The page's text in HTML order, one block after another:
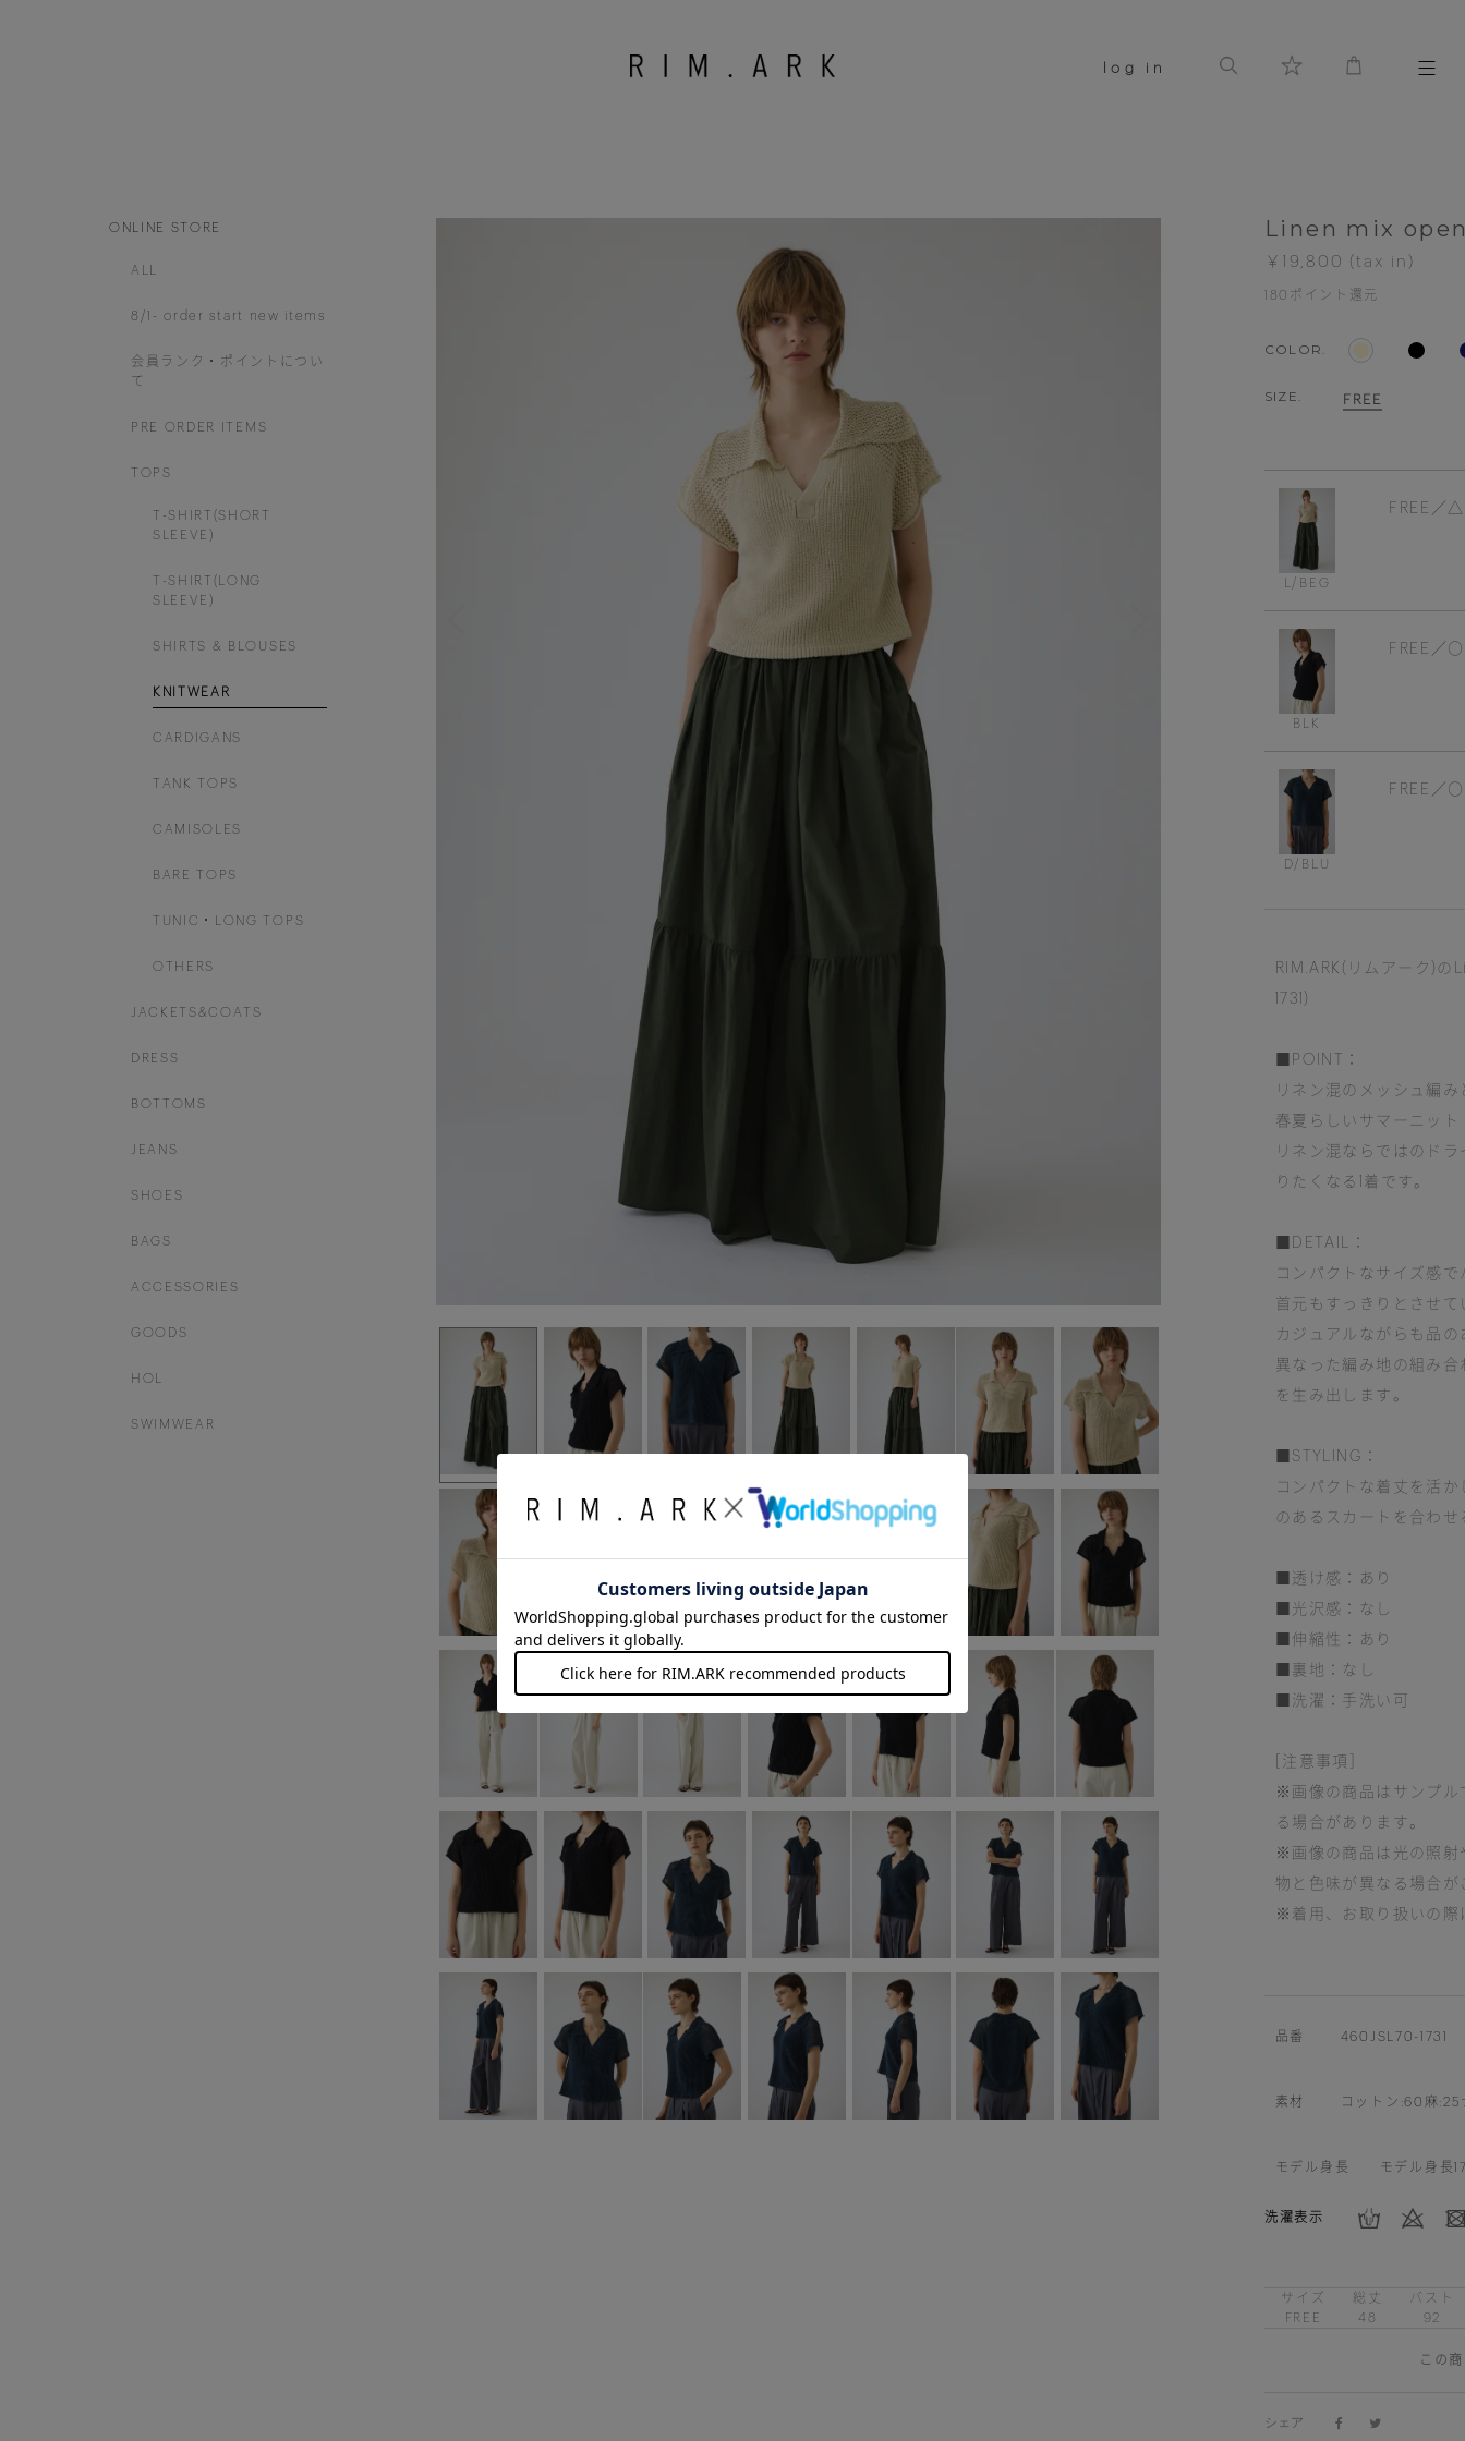
log in
ONLINE STORE
ALL
8/1- order start new items
会員ランク・ポイントについ
て
PRE ORDER ITEMS
TOPS
T-SHIRT(SHORT
SLEEVE)
T-SHIRT(LONG
SLEEVE)
SHIRTS & BLOUSES
KNITWEAR
CARDIGANS
TANK TOPS
CAMISOLES
BARE TOPS
TUNIC・LONG TOPS
OTHERS
JACKETS&COATS
DRESS
BOTTOMS
JEANS
SHOES
BAGS
ACCESSORIES
GOODS
HOL
SWIMWEAR
Linen mix
￥19,800
180 ポイント還元
COLOR.
SIZE. FREE
L/BEG
FREE △
BLK
FREE 〇
D/BLU
FREE 〇
RIM.ARK(リムアーク)
1731)
■POINT：
リネン混のメッシュ編
春夏らしいサマーニット
リネン混ならではのド
りたくなる1着です。
■DETAIL：
コンパクトなサイズ感
首元もすっきりとさせて
カジュアルながらも品
異なった編み地の組み
を生み出します。
■STYLING：
コンパクトな着丈を活
のあるスカートを合わ
■透け感：あり
■光沢感：なし
■伸縮性：あり
■裏地：なし
■洗濯：手洗い可
[注意事項]
※画像の商品はサンプル
る場合があります。
※画像の商品は光の照射
物と色味が異なる場合が
※着用、お取り扱いの際
品番 460JSL70-1731
素材 コットン:60麻:25
モデル身長 モデル身長
洗濯表示
サイズ 総丈
バスト
FREE
48 92
この
シェア